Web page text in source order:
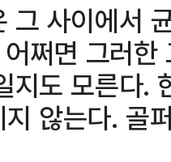
그 사이에서
쩌면 그러
지도 모른다.
않는다. 골